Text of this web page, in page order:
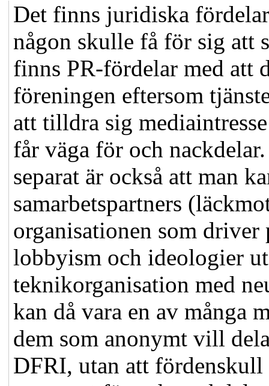
Det finns juridiska
någon skulle få för sig att
finns PR-fördelar med att
föreningen eftersom
att tilldra sig
får väga för och
separat är också att man
samarbetspartners
organisationen som driver
lobbyism och ideologier
teknikorganisation med
kan då vara en av många
dem som anonymt vill
DFRI, utan att fördenskull